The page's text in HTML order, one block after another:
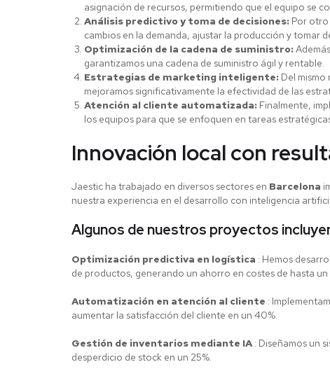
asignación de recursos, permitiendo que el equipo se
Análisis predictivo y toma de decisiones: Por otro
cambios en la demanda, ajustar la producción y tomar
Optimización de la cadena de suministro:
garantizamos una cadena de suministro ágil y rentable.
Estrategias de marketing inteligente: Del
mejoramos significativamente la efectividad de las
Atención al cliente automatizada: Finalmente,
los equipos para que se enfoquen en tareas
Innovación local con
Jaestic ha trabajado en diversos sectores en Barcelona
nuestra experiencia en el desarrollo con inteligencia
Algunos de nuestros proyectos
Optimización predictiva en logística : Hemos
de productos, generando un ahorro en costes de hasta un
Automatización en atención al cliente :
aumentar la satisfacción del cliente en un 40%.
Gestión de inventarios mediante IA: Diseñamos un
desperdicio de stock en un 25%.